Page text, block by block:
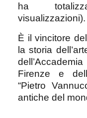
ha
visualizzazioni).
È il vincitore
la storia
Firenze e
“Pietro
antiche del